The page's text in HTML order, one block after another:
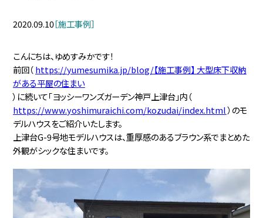
2020.09.10［施工事例］
こんにちは、ゆめすみかです！
前回（https://yumesumika.jp/blog/【施工事例】 大型床下収納
がある平屋の住まい
）に続いて「ヨッシーワンズガーデン神戸上津台」内（
https://www.yoshimuraichi.com/kozudai/index.html）のモ
デルハウスをご紹介いたします。
上津台G-9号地モデルハウスは、重厚感のあるブラウン系でまとめた
外観がシックな住まいです。